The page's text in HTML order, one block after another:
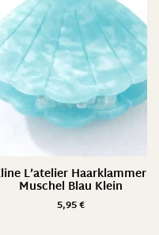
L’atelier Haarklammer
Muschel Blau Klein
5,95€